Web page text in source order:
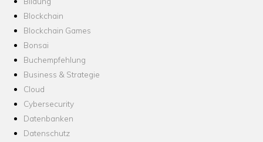
Blockchain
Blockchain Games
Bonsai
Buchempfehlung
Business & Strategie
Cloud
Cybersecurity
Datenbanken
Datenschutz